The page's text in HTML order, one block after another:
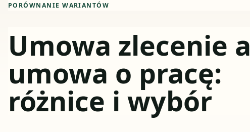
PORÓWNANIE WARIANTÓW
Umowa zlecenie a
umowa o pracę:
różnice i wybór